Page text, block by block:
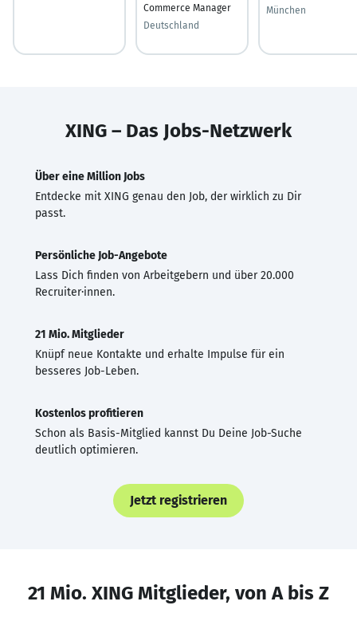
Commerce Manager
Deutschland
München
XING – Das Jobs-Netzwerk
Über eine Million Jobs
Entdecke mit XING genau den Job, der wirklich zu Dir
passt.
Persönliche Job-Angebote
Lass Dich finden von Arbeitgebern und über 20.000
Recruiter·innen.
21 Mio. Mitglieder
Knüpf neue Kontakte und erhalte Impulse für ein
besseres Job-Leben.
Kostenlos profitieren
Schon als Basis-Mitglied kannst Du Deine Job-Suche
deutlich optimieren.
Jetzt registrieren
21 Mio. XING Mitglieder, von A bis Z